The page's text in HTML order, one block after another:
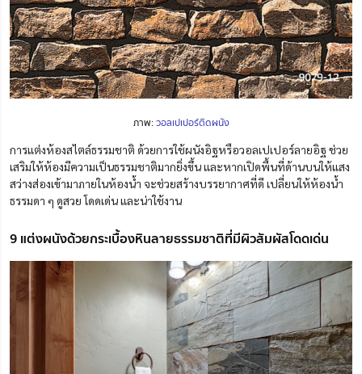
ภาพ:วอลเปเปอร์ติดผนัง
การแต่งห้องสไตล์ธรรมชาติ ด้วยการใช้ผนังอิฐหรือวอลเปเปอร์ลายอิฐ ช่วย
เสริมให้ห้องมีความเป็นธรรมชาติมากยิ่งขึ้น และหากเปิดพื้นที่ด้านบนให้แสง
สว่างส่องเข้ามาภายในห้องน้ำ จะช่วยสร้างบรรยากาศที่ดี เปลี่ยนให้ห้องน้ำ
ธรรมดา ๆ ดูสวย โดดเด่น และน่าใช้งาน
9 แต่งผนังด้วยกระเบื้องหินลายธรรมชาติที่มีผิวสัมผัสโดดเด่น